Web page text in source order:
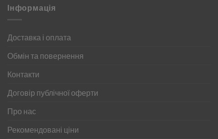
Інформація
Доставка і оплата
Обмін та повернення
Контакти
Договір публічної оферти
Про нас
Рекомендовані ціни